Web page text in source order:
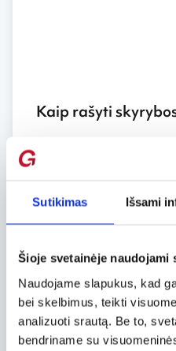
Sutikimas Išsami
Šioje svetainėje naudojami
Naudojame slapukus, kad
bei skelbimus, teikti
analizuoti srautą. Be to,
bendriname su
Kaip rašyti
Pastaba. Biliete
rašyti kartu, be
Terhaar. Vardas:
Užsisakykite užtikrintai
Ar galiu pasirinkti